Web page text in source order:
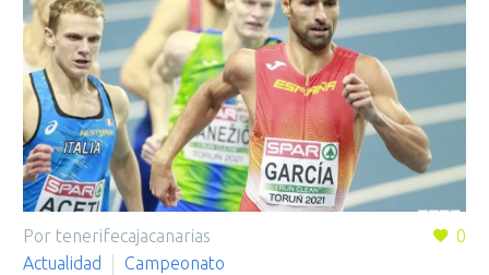
0
Por tenerifecajacanarias
Actualidad
Campeonato